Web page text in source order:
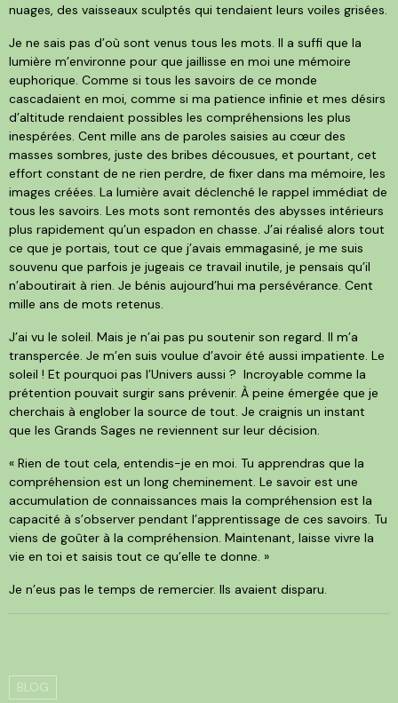
nuages, des vaisseaux sculptés qui tendaient leurs voiles grisées.
Je ne sais pas d’où sont venus tous les mots. Il a suffi que la
lumière m’environne pour que jaillisse en moi une mémoire
euphorique. Comme si tous les savoirs de ce monde
cascadaient en moi, comme si ma patience infinie et mes désirs
d’altitude rendaient possibles les compréhensions les plus
inespérées. Cent mille ans de paroles saisies au cœur des
masses sombres, juste des bribes décousues, et pourtant, cet
effort constant de ne rien perdre, de fixer dans ma mémoire, les
images créées. La lumière avait déclenché le rappel immédiat de
tous les savoirs. Les mots sont remontés des abysses intérieurs
plus rapidement qu’un espadon en chasse. J’ai réalisé alors tout
ce que je portais, tout ce que j’avais emmagasiné, je me suis
souvenu que parfois je jugeais ce travail inutile, je pensais qu’il
n’aboutirait à rien. Je bénis aujourd’hui ma persévérance. Cent
mille ans de mots retenus.
J’ai vu le soleil. Mais je n’ai pas pu soutenir son regard. Il m’a
transpercée. Je m’en suis voulue d’avoir été aussi impatiente. Le
soleil ! Et pourquoi pas l’Univers aussi ? Incroyable comme la
prétention pouvait surgir sans prévenir. À peine émergée que je
cherchais à englober la source de tout. Je craignis un instant
que les Grands Sages ne reviennent sur leur décision.
« Rien de tout cela, entendis-je en moi. Tu apprendras que la
compréhension est un long cheminement. Le savoir est une
accumulation de connaissances mais la compréhension est la
capacité à s’observer pendant l’apprentissage de ces savoirs. Tu
viens de goûter à la compréhension. Maintenant, laisse vivre la
vie en toi et saisis tout ce qu’elle te donne. »
Je n’eus pas le temps de remercier. Ils avaient disparu.
BLOG